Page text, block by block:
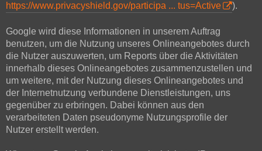
https://www.privacyshield.gov/participa ... tus=Active
).
Google wird diese Informationen in unserem Auftrag
benutzen, um die Nutzung unseres Onlineangebotes durch
die Nutzer auszuwerten, um Reports über die Aktivitäten
innerhalb dieses Onlineangebotes zusammenzustellen und
um weitere, mit der Nutzung dieses Onlineangebotes und
der Internetnutzung verbundene Dienstleistungen, uns
gegenüber zu erbringen. Dabei können aus den
verarbeiteten Daten pseudonyme Nutzungsprofile der
Nutzer erstellt werden.